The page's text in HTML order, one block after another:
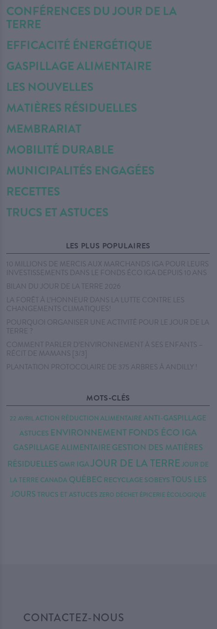
CONFÉRENCES DU JOUR DE LA
TERRE
EFFICACITÉ ÉNERGÉTIQUE
GASPILLAGE ALIMENTAIRE
LES NOUVELLES
MATIÈRES RÉSIDUELLES
MEMBRARIAT
MOBILITÉ DURABLE
MUNICIPALITÉS ENGAGÉES
RECETTES
TRUCS ET ASTUCES
LES PLUS POPULAIRES
10 MILLIONS DE MERCIS AUX MARCHANDS IGA POUR LEURS
INVESTISSEMENTS DANS LE FONDS ÉCO IGA DEPUIS 10 ANS
BILAN DU JOUR DE LA TERRE 2026
LA FORÊT À L’HONNEUR DANS LA LUTTE CONTRE LES
CHANGEMENTS CLIMATIQUES!
POURQUOI ORGANISER UNE ACTIVITÉ POUR LE JOUR DE LA
TERRE ?
COMMENT PARLER D’ENVIRONNEMENT À SES ENFANTS –
RÉCIT DE MAMANS [3/3]
PLANTATION PROTOCOLAIRE DE 375 ARBRES À ANDILLY !
MOTS-CLÉS
22 AVRILACTION RÉDUCTION ALIMENTAIRE ANTI-GASPILLAGE
ASTUCES ENVIRONNEMENTFONDS ÉCO IGA
GASPILLAGE ALIMENTAIREGESTION DES MATIÈRES
RÉSIDUELLES GMR IGAJOUR DE LA TERRE JOUR DE
LA TERRE CANADA QUÉBEC RECYCLAGE SOBEYS TOUS LES
JOURS TRUCS ET ASTUCES ZERO DÉCHET ÉPICERIE ÉCOLOGIQUE
CONTACTEZ-NOUS